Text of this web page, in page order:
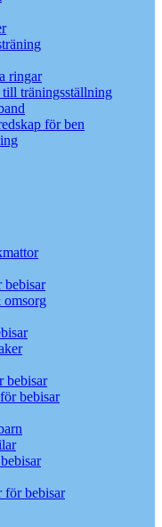
ringar
träningsställning
för ben
bebisar
omsorg
bebisar
bebisar
för bebisar